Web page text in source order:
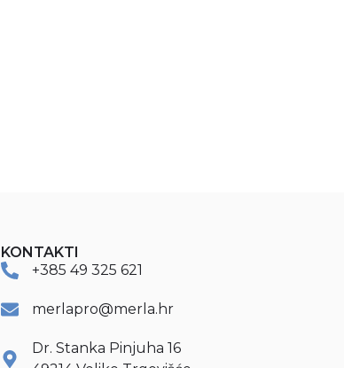
KONTAKTI
+385 49 325 621
merlapro@merla.hr
Dr. Stanka Pinjuha 16